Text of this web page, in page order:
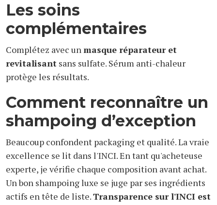
Les soins
complémentaires
Complétez avec unmasque réparateur et
revitalisant sans sulfate. Sérum anti-chaleur
protège les résultats.
Comment reconnaître un
shampoing d’exception
Beaucoup confondent packaging et qualité. La vraie
excellence se lit dans l'INCI. En tant qu'acheteuse
experte, je vérifie chaque composition avant achat.
Un bon shampoing luxe se juge par ses ingrédients
actifs en tête de liste.Transparence sur l'INCI est